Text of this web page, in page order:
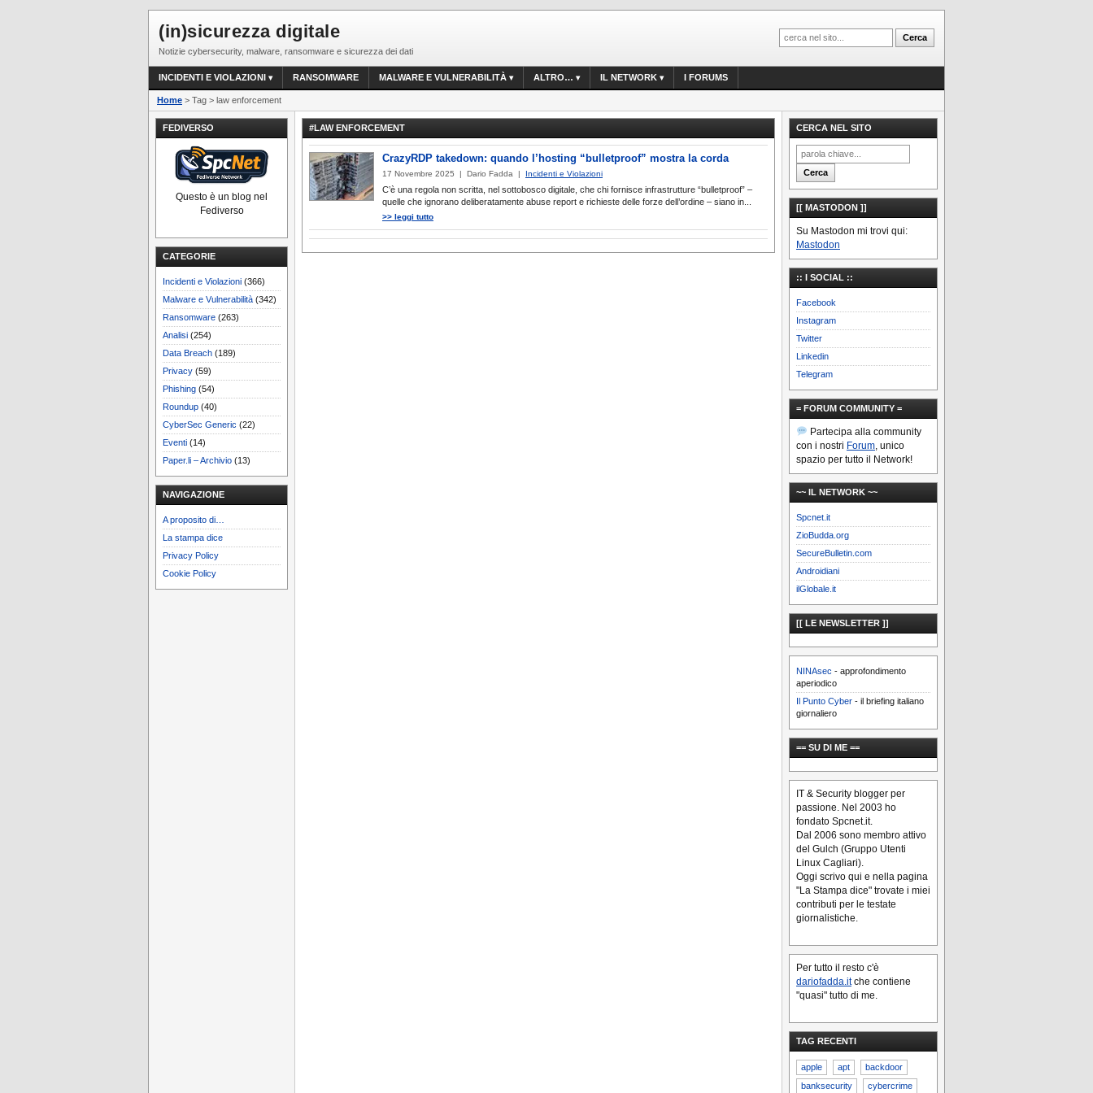
(in)sicurezza digitale
Notizie cybersecurity, malware, ransomware e sicurezza dei dati
INCIDENTI E VIOLAZIONI RANSOMWARE MALWARE E VULNERABILITÀ ALTRO… IL NETWORK I FORUMS
Home > Tag > law enforcement
FEDIVERSO
Questo è un blog nel
Fediverso
CATEGORIE
Incidenti e Violazioni (366)
Malware e Vulnerabilità (342)
Ransomware (263)
Analisi (254)
Data Breach (189)
Privacy (59)
Phishing (54)
Roundup (40)
CyberSec Generic (22)
Eventi (14)
Paper.li – Archivio (13)
NAVIGAZIONE
A proposito di…
La stampa dice
Privacy Policy
Cookie Policy
#LAW ENFORCEMENT
CrazyRDP takedown: quando l’hosting “bulletproof” mostra la corda
17 Novembre 2025 | Dario Fadda | Incidenti e Violazioni
C’è una regola non scritta, nel sottobosco digitale, che chi fornisce infrastrutture “bulletproof” –
quelle che ignorano deliberatamente abuse report e richieste delle forze dell’ordine – siano in...
>> leggi tutto
CERCA NEL SITO
[[ MASTODON ]]
Su Mastodon mi trovi qui:
Mastodon
:: I SOCIAL ::
Facebook
Instagram
Twitter
Linkedin
Telegram
= FORUM COMMUNITY =
Partecipa alla community
con i nostri Forum, unico
spazio per tutto il Network!
~~ IL NETWORK ~~
Spcnet.it
ZioBudda.org
SecureBulletin.com
Androidiani
ilGlobale.it
[[ LE NEWSLETTER ]]
NINAsec - approfondimento
aperiodico
Il Punto Cyber - il briefing italiano
giornaliero
== SU DI ME ==
IT & Security blogger per
passione. Nel 2003 ho
fondato Spcnet.it.
Dal 2006 sono membro attivo
del Gulch (Gruppo Utenti
Linux Cagliari).
Oggi scrivo qui e nella pagina
"La Stampa dice" trovate i miei
contributi per le testate
giornalistiche.
Per tutto il resto c'è
dariofadda.itche contiene
"quasi" tutto di me.
TAG RECENTI
apple apt
backdoor
banksecurity
cybercrime